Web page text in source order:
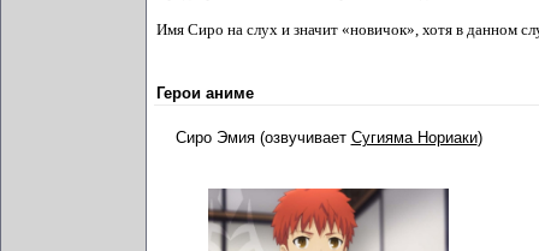
Имя Сиро на слух и значит «новичок», хотя в данном
Герои аниме
Сиро Эмия (озвучивает Сугияма Нориаки)